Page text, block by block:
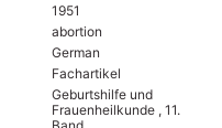
1951
abortion
German
Fachartikel
Geburtshilfe und
Frauenheilkunde , 11.
Band